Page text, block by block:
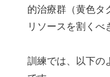
的治療群（黄色タ
リソースを割くべ
訓練では、以下の